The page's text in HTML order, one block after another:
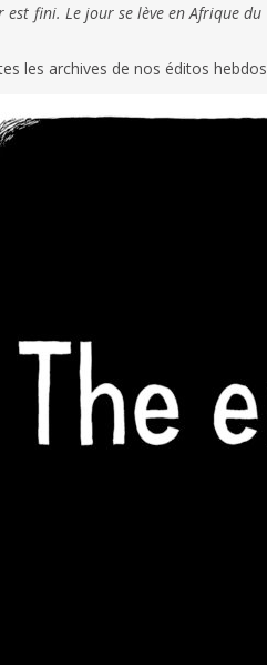
est fini. Le jour se lève en Afrique du
les archives de nos éditos hebdos